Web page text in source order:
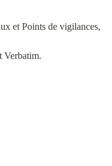
et Points de vigilances,
Verbatim.